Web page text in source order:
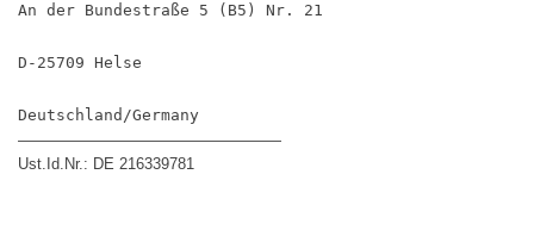
An der Bundestraße 5 (B5) Nr. 21
D-25709 Helse
Deutschland/Germany
—————————————————
Ust.Id.Nr.: DE 216339781